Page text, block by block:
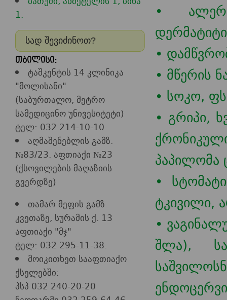
1.
სად შევიძინოთ?
თბილისი:
ტაშკენტის 14 კლინიკა
"მოლისანი"
(საბურთალო, მეტრო
სამედიცინო უნივესიტეტი)
ტელ: 032 214-10-10
აღმაშენებლის გამზ.
№83/23. აფთიაქი №23
(ქსოვილების მაღაზიის
გვერდზე)
თამარ მეფის გამზ.
კვეთაზე, სურამის ქ. 13
აფთიაქი "მჯ"
ტელ: 032 295-11-38.
მოიკითხეთ სააფთიაქო
ქსელებში:
პსპ 032 240-20-20
•
•
• მწერის
• სოკო,
• გრიპი,
პაპილომა
•
ტკივილი,
•
შლა),